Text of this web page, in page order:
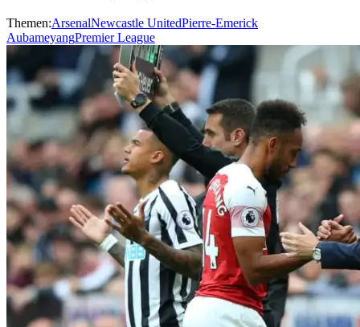
Themen:ArsenalNewcastle UnitedPierre-Emerick
AubameyangPremier League